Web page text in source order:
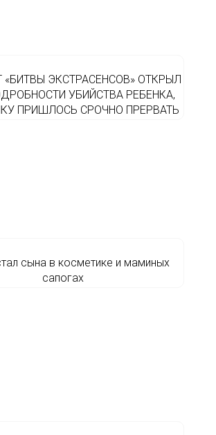
ЭКСТРАСЕНСОВ» ОТКРЫЛ
УБИЙСТВА РЕБЕНКА,
ПРИШЛОСЬ СРОЧНО ПРЕРВАТЬ
сына в косметике и маминых
сапогах